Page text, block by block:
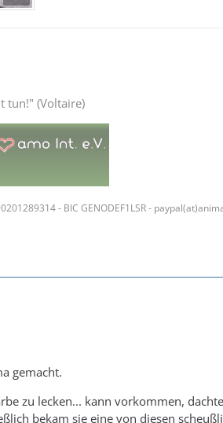
tun!" (Voltaire)
- BIC GENODEF1LSR -
gemacht.
zu lecken... kann vorkommen,
bekam sie eine von diesen